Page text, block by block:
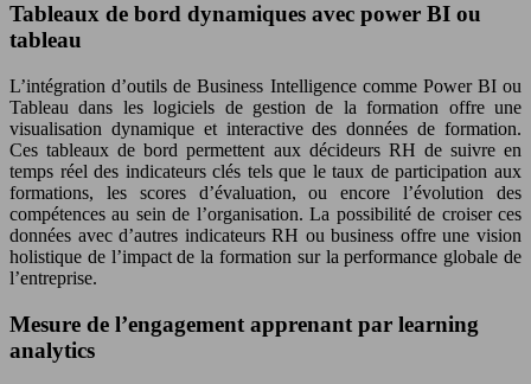
Tableaux de bord dynamiques avec power BI ou
tableau
L’intégration d’outils de Business Intelligence comme Power BI ou
Tableau dans les logiciels de gestion de la formation offre une
visualisation dynamique et interactive des données de formation.
Ces tableaux de bord permettent aux décideurs RH de suivre en
temps réel des indicateurs clés tels que le taux de participation aux
formations, les scores d’évaluation, ou encore l’évolution des
compétences au sein de l’organisation. La possibilité de croiser ces
données avec d’autres indicateurs RH ou business offre une vision
holistique de l’impact de la formation sur la performance globale de
l’entreprise.
Mesure de l’engagement apprenant par learning
analytics